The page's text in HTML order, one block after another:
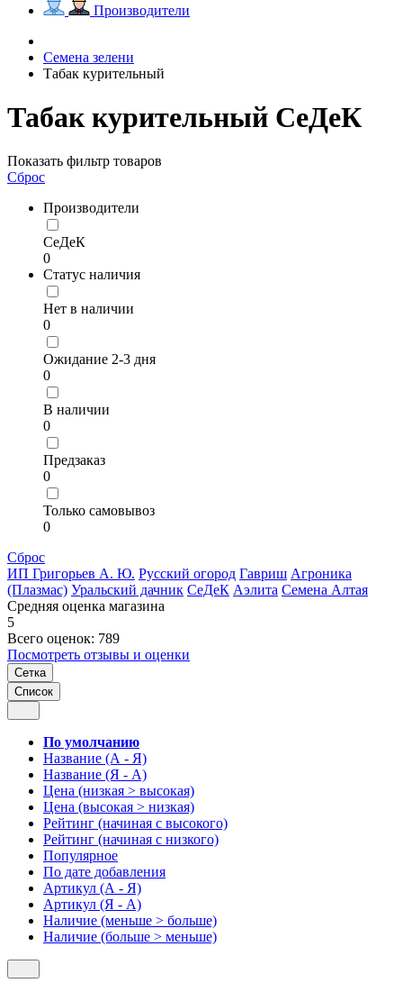
Производители
Семена зелени
Табак курительный
Табак курительный СеДеК
Показать фильтр товаров
Сброс
Производители
СеДеК
0
Статус наличия
Нет в наличии
0
Ожидание 2-3 дня
0
В наличии
0
Предзаказ
0
Только самовывоз
0
Сброс
ИП Григорьев А. Ю. Русский огород Гавриш Агроника
(Плазмас) Уральский дачник СеДеК Аэлита Семена Алтая
Средняя оценка магазина
5
Всего оценок: 789
Посмотреть отзывы и оценки
Сетка
Список
По умолчанию
Название (А - Я)
Название (Я - А)
Цена (низкая > высокая)
Цена (высокая > низкая)
Рейтинг (начиная с высокого)
Рейтинг (начиная с низкого)
Популярное
По дате добавления
Артикул (А - Я)
Артикул (Я - А)
Наличие (меньше > больше)
Наличие (больше > меньше)